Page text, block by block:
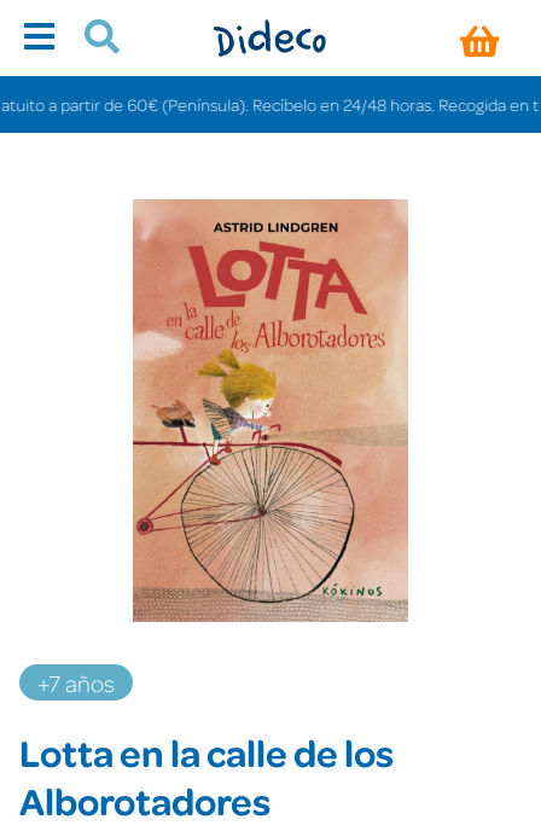
a partir de 60€ (Península). Recíbelo en 24/48 horas. Recogida en
+7 años
Lotta en la calle de los
Alborotadores